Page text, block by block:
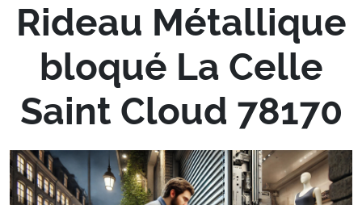
Rideau Métallique
bloqué La Celle
Saint Cloud 78170